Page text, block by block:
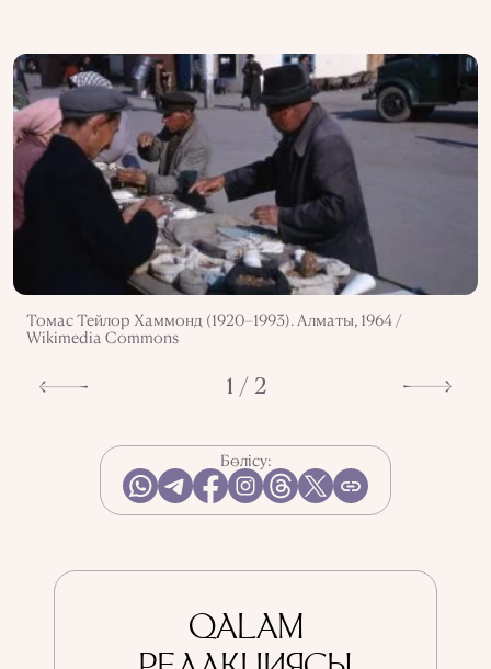
Томас Тейлор Хаммонд (1920–1993). Алматы, 1964 /
Wikimedia Commons
1 / 2
Бөлісу:
QALAM